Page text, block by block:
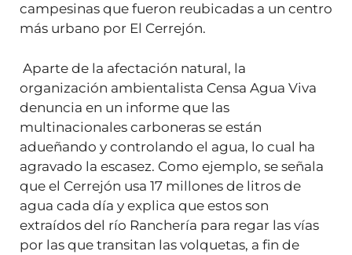
campesinas que fueron reubicadas a un centro
más urbano por El Cerrejón.
Aparte de la afectación natural, la
organización ambientalista Censa Agua Viva
denuncia en un informe que las
multinacionales carboneras se están
adueñando y controlando el agua, lo cual ha
agravado la escasez. Como ejemplo, se señala
que el Cerrejón usa 17 millones de litros de
agua cada día y explica que estos son
extraídos del río Ranchería para regar las vías
por las que transitan las volquetas, a fin de